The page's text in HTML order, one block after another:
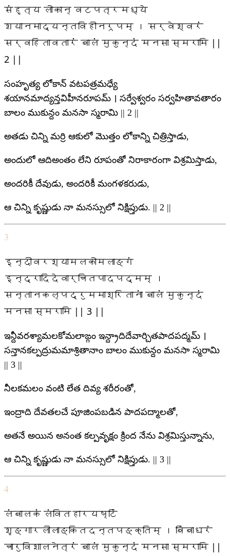
संहृत्य लोकान् वटपत्रमध्ये
शयानमाद्यन्तविहीनरूपम् । सर्वेश्वरं
सर्वहितावतारं बालं मुकुन्दं मनसा स्मरामि ||
2 ||
సంహృత్య లోకాన్ వటపత్రమధ్యే
శయానమాద్యన్తవిహీనరూపమ్ । సర్వేశ్వరం సర్వహితావతారం
బాలం ముకున్దం మనసా స్మరామి || 2 ||
అతడు చిన్ని మర్రి ఆకులో మొత్తం లోకాన్ని చిత్రిస్తాడు,
అందులో ఆదిఅంతం లేని రూపంతో నిరాకారంగా విశ్రమిస్తాడు,
అందరికీ దేవుడు, అందరికీ మంగళకరుడు,
ఆ చిన్ని కృష్ణుడు నా మనస్సులో నిక్షిప్తుడు. || 2 ||
3
इन्दीवरश्यामलकोमलाङ्गं
इन्द्रादिदेवार्चितपादपद्मम् ।
सन्तानकल्पद्रुममाश्रितानां बालं मुकुन्दं
मनसा स्मरामि || 3 ||
ఇన్దీవరశ్యామలకోమలాఙ్గం ఇన్ద్రాదిదేవార్చితపాదపద్మమ్ ।
సన్తానకల్పద్రుమమాశ్రితానాం బాలం ముకున్దం మనసా స్మరామి
|| 3 ||
నీలకమలం వంటి లేత దివ్య శరీరంతో,
ఇంద్రాది దేవతలచే పూజింపబడిన పాదపద్మాలతో,
అతనే అయిన అనంత కల్పవృక్షం క్రింద నేను విశ్రమిస్తున్నాను,
ఆ చిన్ని కృష్ణుడు నా మనస్సులో నిక్షిప్తుడు. || 3 ||
4
लंबालकं लंवितहारयष्टिं
शृङ्गारलीलाङ्कितदन्तपङ्क्तिम् । बिंबाधरं
चारुविशालनेत्रं बालं मुकुन्दं मनसा स्मरामि ||